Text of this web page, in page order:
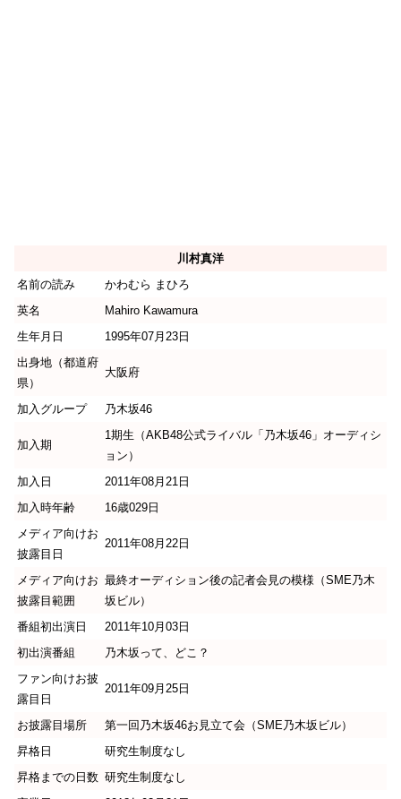
川村真洋
名前の読み
かわむら まひろ
英名
Mahiro Kawamura
生年月日
1995年07月23日
出身地（都道府
県）
大阪府
加入グループ 乃木坂46
加入期
1期生（AKB48公式ライバル「乃木坂46」オーディシ
ョン）
加入日
2011年08月21日
加入時年齢
16歳029日
メディア向けお
披露目日
2011年08月22日
メディア向けお
披露目範囲
最終オーディション後の記者会見の模様（SME乃木
坂ビル）
番組初出演日
2011年10月03日
初出演番組
乃木坂って、どこ？
ファン向けお披
露目日
2011年09月25日
お披露目場所
第一回乃木坂46お見立て会（SME乃木坂ビル）
昇格日
研究生制度なし
昇格までの日数 研究生制度なし